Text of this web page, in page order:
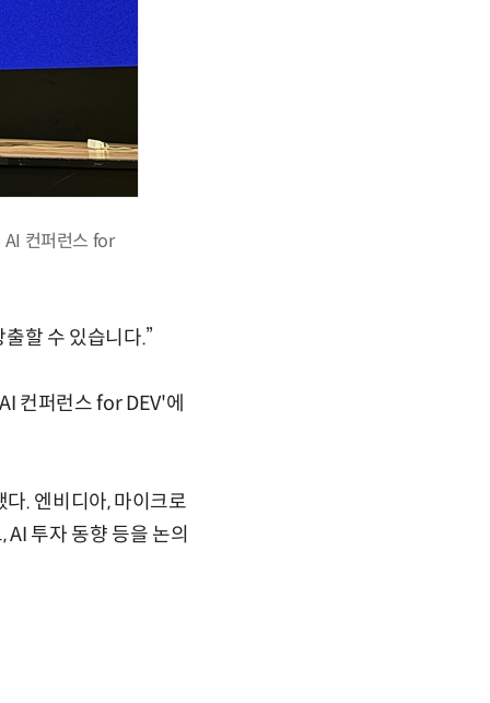
AI 컨퍼런스 for
할 수 있습니다.”
컨퍼런스 for DEV'에
. 엔비디아, 마이크로
투자 동향 등을 논의